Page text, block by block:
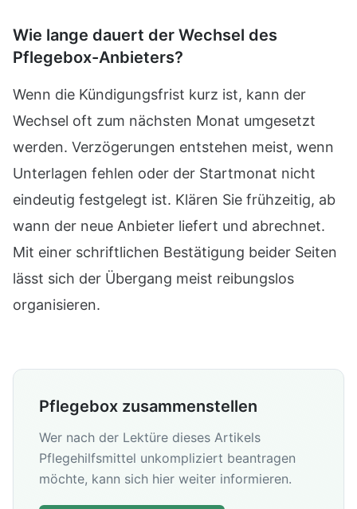
Wie lange dauert der Wechsel des
Pflegebox-Anbieters?
Wenn die Kündigungsfrist kurz ist, kann der
Wechsel oft zum nächsten Monat umgesetzt
werden. Verzögerungen entstehen meist, wenn
Unterlagen fehlen oder der Startmonat nicht
eindeutig festgelegt ist. Klären Sie frühzeitig, ab
wann der neue Anbieter liefert und abrechnet.
Mit einer schriftlichen Bestätigung beider Seiten
lässt sich der Übergang meist reibungslos
organisieren.
Pflegebox zusammenstellen
Wer nach der Lektüre dieses Artikels
Pflegehilfsmittel unkompliziert beantragen
möchte, kann sich hier weiter informieren.